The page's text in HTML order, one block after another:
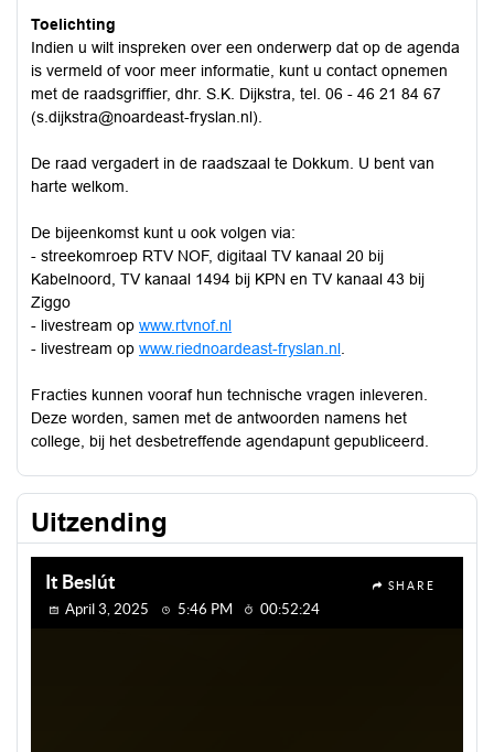
Toelichting
Indien u wilt inspreken over een onderwerp dat op de agenda
is vermeld of voor meer informatie, kunt u contact opnemen
met de raadsgriffier, dhr. S.K. Dijkstra, tel. 06 - 46 21 84 67
(s.dijkstra@noardeast-fryslan.nl).
De raad vergadert in de raadszaal te Dokkum. U bent van
harte welkom.
De bijeenkomst kunt u ook volgen via:
- streekomroep RTV NOF, digitaal TV kanaal 20 bij
Kabelnoord, TV kanaal 1494 bij KPN en TV kanaal 43 bij
Ziggo
- livestream op www.rtvnof.nl
- livestream op www.riednoardeast-fryslan.nl
Fracties kunnen vooraf hun technische vragen inleveren.
Deze worden, samen met de antwoorden namens het
college, bij het desbetreffende agendapunt gepubliceerd.
Uitzending